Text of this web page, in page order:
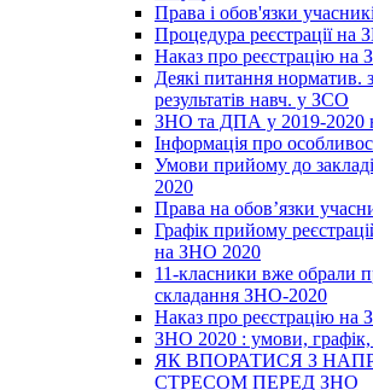
Права і обов'язки
Процедура реєстрації на
Наказ про реєстрацію на
Деякі питання норматив.
результатів навч. у ЗСО
ЗНО та ДПА у 2019-2020
Інформація про
Умови прийому до
2020
Права на обов’язки
Графік прийому
на ЗНО 2020
11-класники вже обрали
складання ЗНО-2020
Наказ про реєстрацію на
ЗНО 2020 : умови, графік,
ЯК ВПОРАТИСЯ З
СТРЕСОМ ПЕРЕД ЗНО